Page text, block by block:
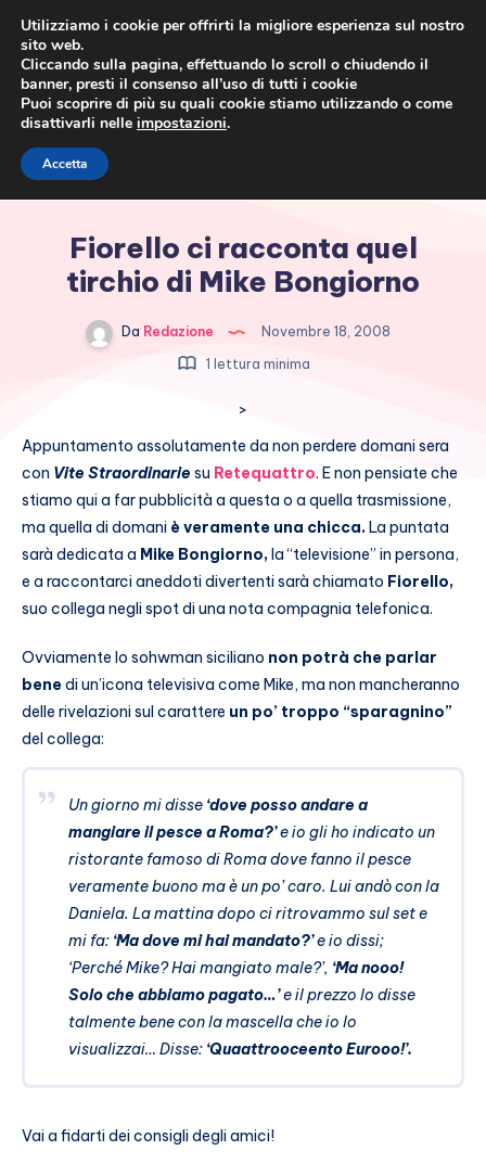
Fiorello ci racconta quel
tirchio di Mike Bongiorno
Da Redazione
Novembre 18, 2008
1 lettura minima
>
Appuntamento assolutamente da non perdere domani sera
con Vite Straordinarie su Retequattro. E non pensiate che
stiamo qui a far pubblicità a questa o a quella trasmissione,
ma quella di domani è veramente una chicca.La puntata
sarà dedicata a Mike Bongiorno,la “televisione” in persona,
e a raccontarci aneddoti divertenti sarà chiamato Fiorello,
suo collega negli spot di una nota compagnia telefonica.
Ovviamente lo sohwman siciliano non potrà che parlar
benedi un’icona televisiva come Mike, ma non mancheranno
delle rivelazioni sul carattere un po’ troppo “sparagnino”
del collega:
Un giorno mi disse ‘dove posso andare a
mangiare il pesce a Roma?’e io gli ho indicato un
ristorante famoso di Roma dove fanno il pesce
veramente buono ma è un po’ caro. Lui andò con la
Daniela. La mattina dopo ci ritrovammo sul set e
mi fa: ‘Ma dove mi hai mandato?’e io dissi;
‘Perché Mike? Hai mangiato male?’, ‘Ma nooo!
Solo che abbiamo pagato…’e il prezzo lo disse
talmente bene con la mascella che io lo
visualizzai… Disse: ‘Quaattrooceento Eurooo!’.
Vai a fidarti dei consigli degli amici!
Utilizziamo i cookie per offrirti la migliore esperienza sul nostro
sito web.
Cliccando sulla pagina, effettuando lo scroll o chiudendo il
banner, presti il consenso all’uso di tutti i cookie
Puoi scoprire di più su quali cookie stiamo utilizzando o come
disattivarli nelle impostazioni.
Accetta